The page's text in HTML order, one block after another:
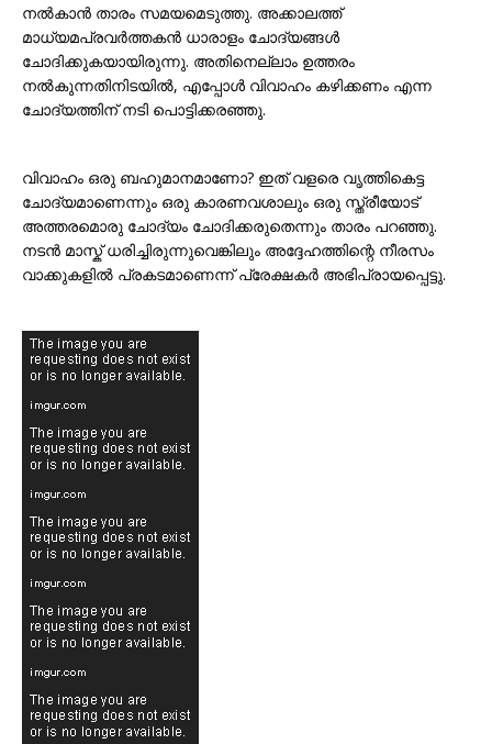
നൽകാൻ താരം സമയമെടുത്തു. അക്കാലത്ത്
മാധ്യമപ്രവർത്തകൻ ധാരാളം ചോദ്യങ്ങൾ
ചോദിക്കുകയായിരുന്നു. അതിനെല്ലാം ഉത്തരം
നൽകുന്നതിനിടയിൽ, എപ്പോൾ വിവാഹം കഴിക്കണം എന്ന
ചോദ്യത്തിന് നടി പൊട്ടിക്കരഞ്ഞു.
വിവാഹം ഒരു ബഹുമാനമാണോ? ഇത് വളരെ വൃത്തികെട്ട
ചോദ്യമാണെന്നും ഒരു കാരണവശാലും ഒരു സ്ത്രീയോട്
അത്തരമൊരു ചോദ്യം ചോദിക്കരുതെന്നും താരം പറഞ്ഞു.
നടൻ മാസ്ക് ധരിച്ചിരുന്നുവെങ്കിലും അദ്ദേഹത്തിന്റെ നീരസം
വാക്കുകളിൽ പ്രകടമാണെന്ന് പ്രേക്ഷകർ അഭിപ്രായപ്പെട്ടു.